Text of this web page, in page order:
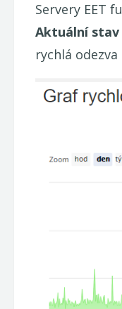
Servery EET
Aktuální
rychlá odezva